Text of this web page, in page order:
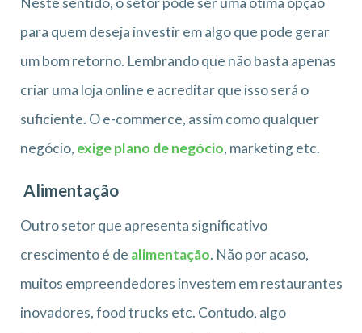
para quem deseja investir em algo que pode gerar
um bom retorno. Lembrando que não basta apenas
criar uma loja online e acreditar que isso será o
suficiente. O e-commerce, assim como qualquer
negócio, exige plano de negócio, marketing etc.
Alimentação
Outro setor que apresenta significativo
crescimento é de alimentação. Não por acaso,
muitos empreendedores investem em restaurantes
inovadores, food trucks etc. Contudo, algo